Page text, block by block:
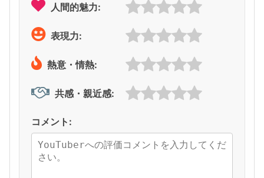
人間的魅力:
表現力:
熱意・情熱:
共感・親近感:
コメント: